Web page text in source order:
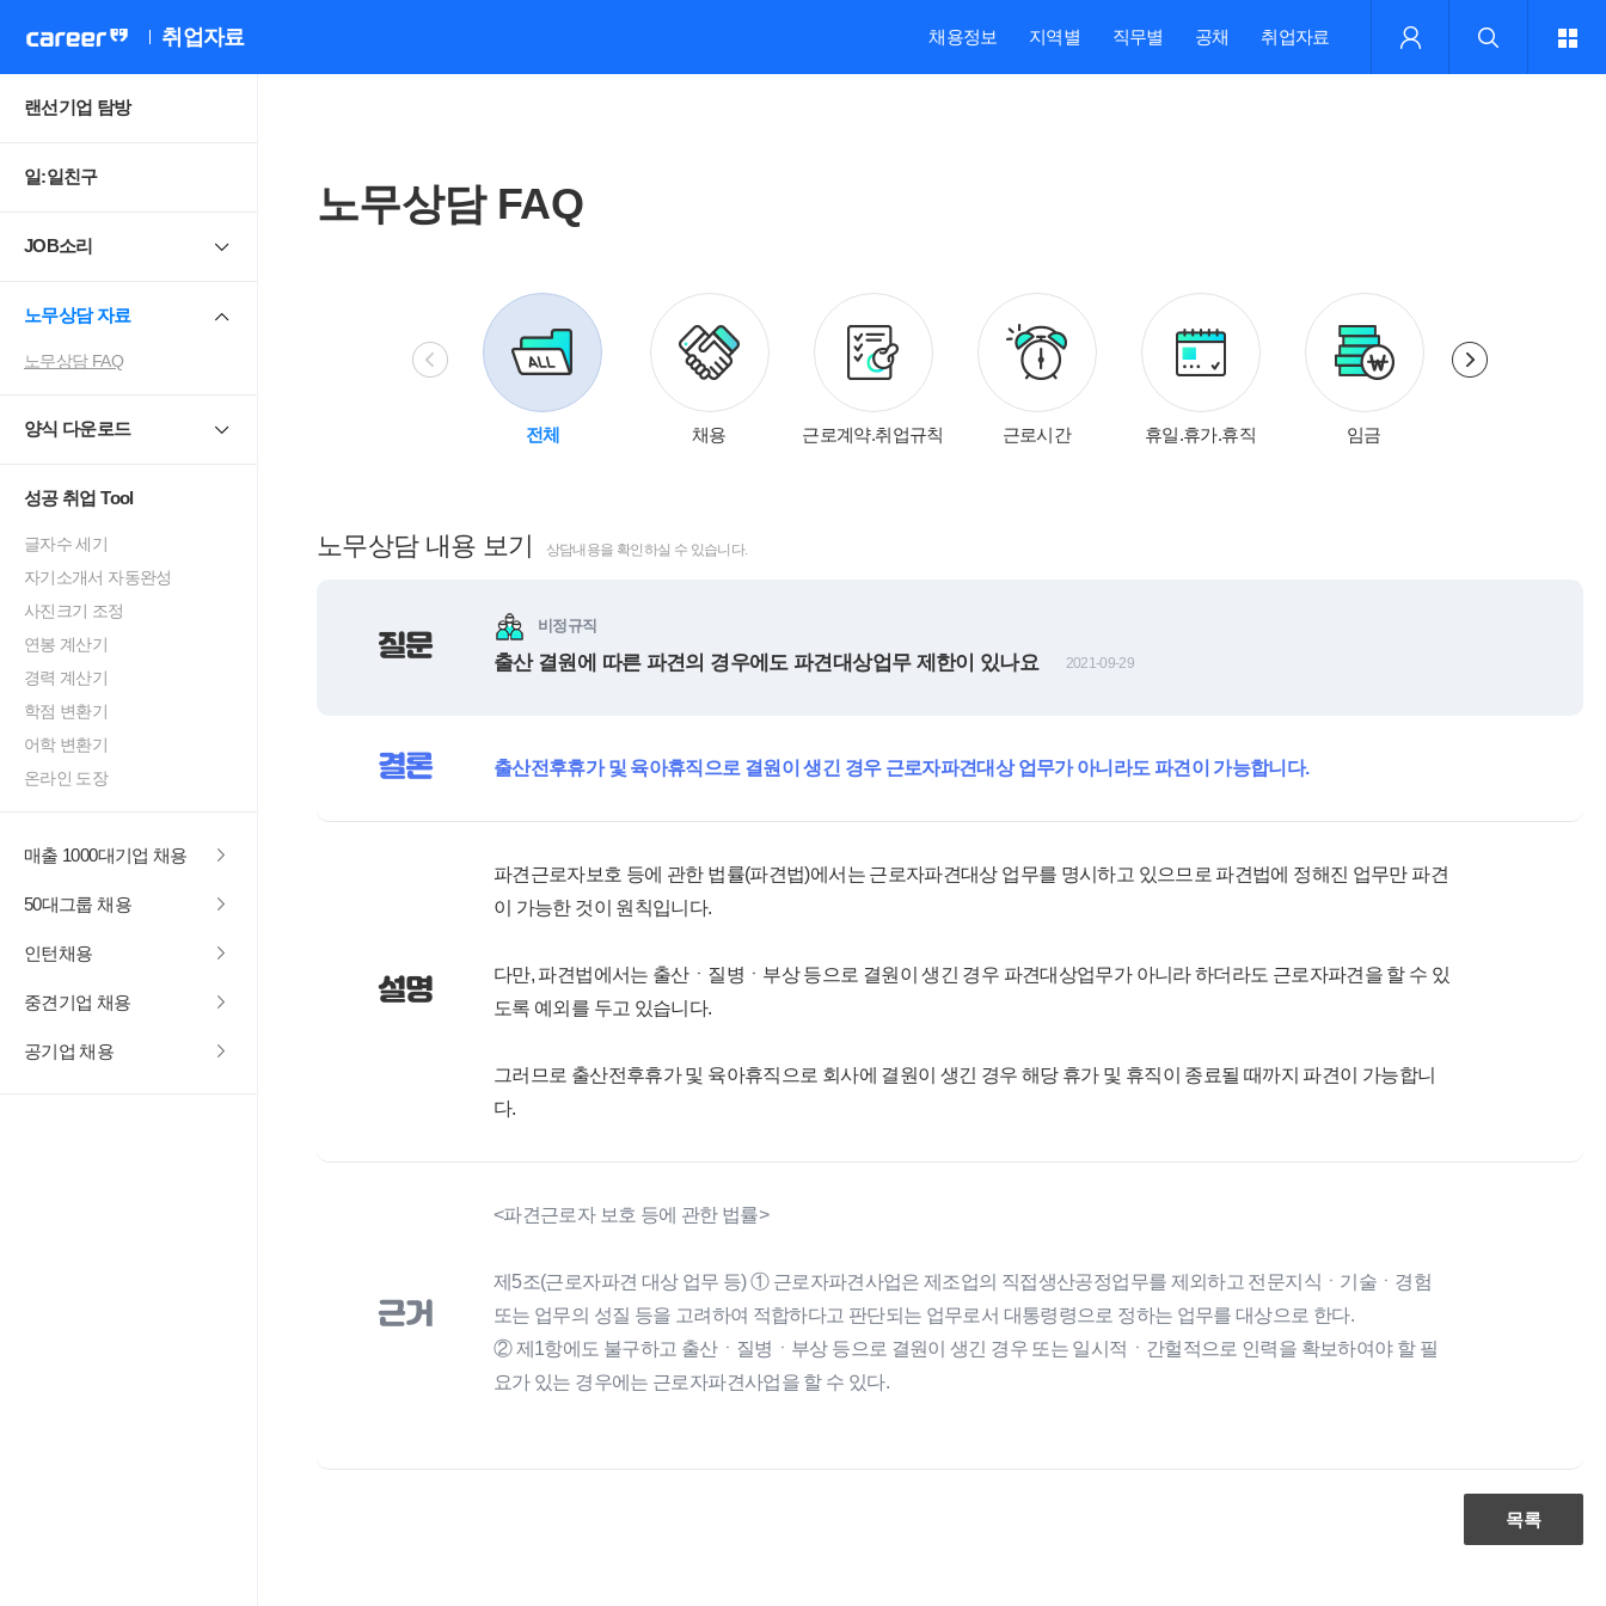
취업자료 채용정보 지역별 직무별 공채 취업자료
랜선기업 탐방
일:일친구
JOB소리
노무상담 자료
노무상담 FAQ
양식 다운로드
성공 취업 Tool
글자수 세기
자기소개서 자동완성
사진크기 조정
연봉 계산기
경력 계산기
학점 변환기
어학 변환기
온라인 도장
매출 1000대기업 채용
50대그룹 채용
인턴채용
중견기업 채용
공기업 채용
노무상담 FAQ
전체
비정규직 모성보호 4대보험 채용 근로계약.취업규칙 근로시간 휴일.휴가.휴직 임금
노무상담 내용 보기 상담내용을 확인하실 수 있습니다.
질문 비정규직
출산 결원에 따른 파견의 경우에도 파견대상업무 제한이 있나요 2021-09-29
결론 출산전후휴가 및 육아휴직으로 결원이 생긴 경우 근로자파견대상 업무가 아니라도 파견이 가능합니다.
설명
파견근로자보호 등에 관한 법률(파견법)에서는 근로자파견대상 업무를 명시하고 있으므로 파견법에 정해진 업무만 파견
이 가능한 것이 원칙입니다.
다만, 파견법에서는 출산ㆍ질병ㆍ부상 등으로 결원이 생긴 경우 파견대상업무가 아니라 하더라도 근로자파견을 할 수 있
도록 예외를 두고 있습니다.
그러므로 출산전후휴가 및 육아휴직으로 회사에 결원이 생긴 경우 해당 휴가 및 휴직이 종료될 때까지 파견이 가능합니
다.
근거
<파견근로자 보호 등에 관한 법률>
제5조(근로자파견 대상 업무 등) ① 근로자파견사업은 제조업의 직접생산공정업무를 제외하고 전문지식ㆍ기술ㆍ경험
또는 업무의 성질 등을 고려하여 적합하다고 판단되는 업무로서 대통령령으로 정하는 업무를 대상으로 한다.
② 제1항에도 불구하고 출산ㆍ질병ㆍ부상 등으로 결원이 생긴 경우 또는 일시적ㆍ간헐적으로 인력을 확보하여야 할 필
요가 있는 경우에는 근로자파견사업을 할 수 있다.
목록